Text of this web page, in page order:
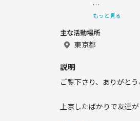
慣れたら大阪
運動するのも
もっと見る
主な活動場所
東京都
説明
ご覧下さり、ありがとう
上京したばかりで友達